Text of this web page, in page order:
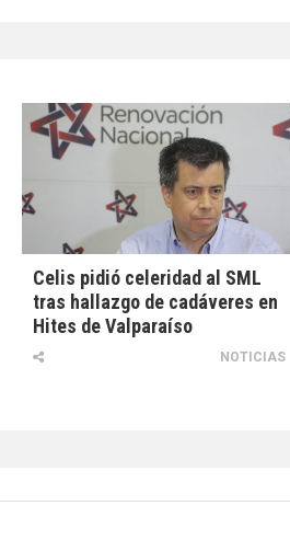
Celis pidió celeridad al SML
tras hallazgo de cadáveres en
Hites de Valparaíso
NOTICIAS